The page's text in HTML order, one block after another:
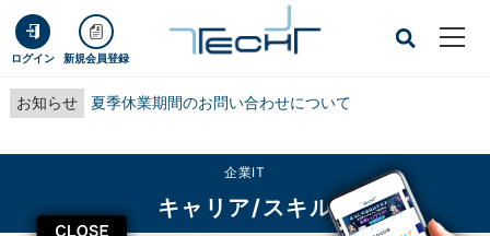
ログイン 新規会員登録
お知らせ 夏季休業期間のお問い合わせについて
CLOSE
企業IT
キャリア/スキル